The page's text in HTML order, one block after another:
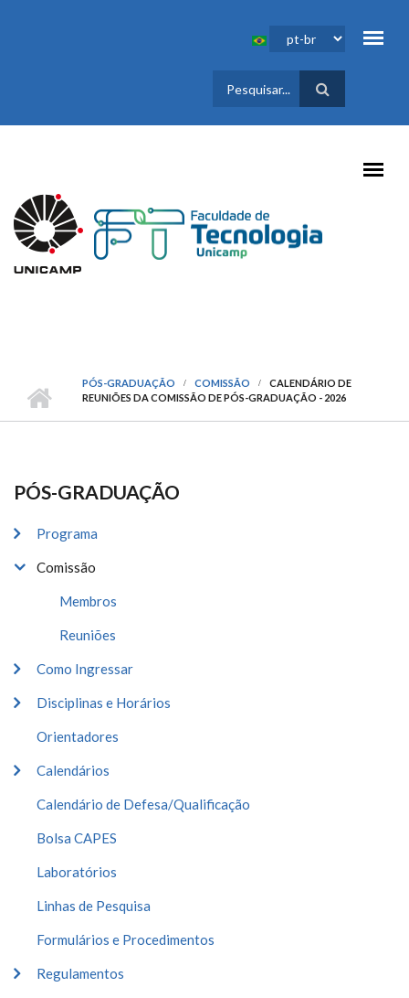
FORMULÁRIO
DE BUSCA
PÓS-GRADUAÇÃO COMISSÃO
CALENDÁRIO DE
REUNIÕES DA COMISSÃO DE PÓS-GRADUAÇÃO - 2026
PÓS-GRADUAÇÃO
Programa
Comissão
Membros
Reuniões
Como Ingressar
Disciplinas e Horários
Orientadores
Calendários
Calendário de Defesa/Qualificação
Bolsa CAPES
Laboratórios
Linhas de Pesquisa
Formulários e Procedimentos
Regulamentos